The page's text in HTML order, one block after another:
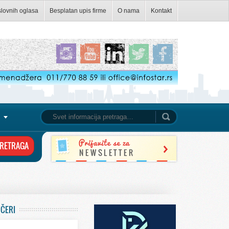
oglasa Besplatan upis firme O nama Kontakt